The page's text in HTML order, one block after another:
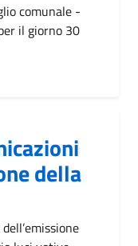
comunale -
il giorno 30
della